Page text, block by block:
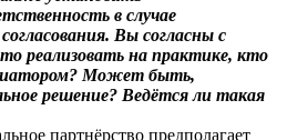
в случае
Вы согласны с
реализовать на практике, кто
Может быть,
решение? Ведётся ли такая
партнёрство предполагает